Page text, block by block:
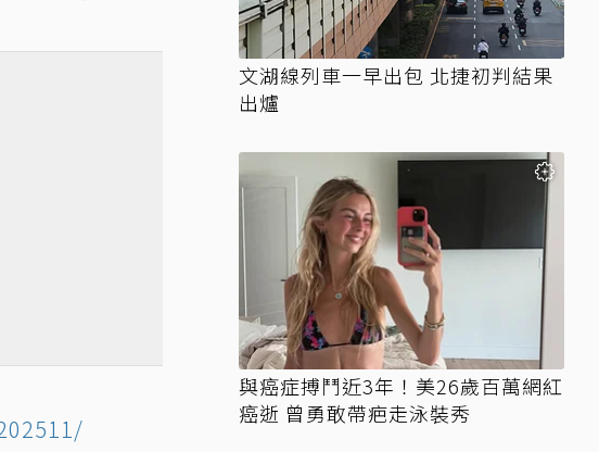
文湖線列車一早出包 北捷初判結果
出爐
與癌症搏鬥近3年！美26歲百萬網紅
癌逝 曾勇敢帶疤走泳裝秀